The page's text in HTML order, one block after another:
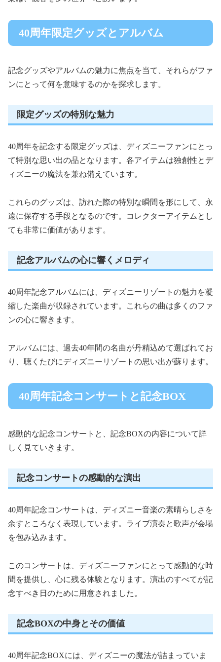
40周年限定グッズとアルバム
記念グッズやアルバムの魅力に焦点を当て、それらがファ
ンにとって何を意味するのかを探求します。
限定グッズの特別な魅力
40周年を記念する限定グッズは、ディズニーファンにとっ
て特別な思い出の品となります。各アイテムは独創性とデ
ィズニーの魔法を兼ね備えています。
これらのグッズは、訪れた際の特別な瞬間を形にして、永
遠に保存する手段となるのです。コレクターアイテムとし
ても非常に価値があります。
記念アルバムの心に響くメロディ
40周年記念アルバムには、ディズニーリゾートの魅力を凝
縮した楽曲が収録されています。これらの曲は多くのファ
ンの心に響きます。
アルバムには、過去40年間の名曲が丹精込めて選ばれてお
り、聴くたびにディズニーリゾートの思い出が蘇ります。
40周年記念コンサートと記念BOX
感動的な記念コンサートと、記念BOXの内容について詳
しく見ていきます。
記念コンサートの感動的な演出
40周年記念コンサートは、ディズニー音楽の素晴らしさを
余すところなく表現しています。ライブ演奏と歌声が会場
を包み込みます。
このコンサートは、ディズニーファンにとって感動的な時
間を提供し、心に残る体験となります。演出のすべてが記
念すべき日のために用意されました。
記念BOXの中身とその価値
40周年記念BOXには、ディズニーの魔法が詰まっていま